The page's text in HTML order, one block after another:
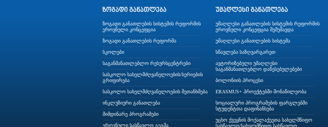
ზოგადი განათლების სისტემის რეფორმის
ეროვნული კონცეფცია
ზოგადი განათლების რეფორმა
სკოლები
საგანმანათლებლო რესურსცენტრები
სასკოლო სახელმძღვანელოების/სერიების
გრიფირება
სასკოლო სახელმძღვანელოების შეთანხმება
ინკლუზიური განათლება
მიმდინარე პროგრამები
ეროვნული სასწავლო გეგმა
უმაღლესი განათლების სისტემის რეფორმის
ეროვნული კონცეფცია შემუშავდა
უმაღლესი განათლების სისტემა
სწავლება საზღვარგარეთ
ავტორიზებული უმაღლესი
საგანმანათლებლო დაწესებულებები
ბოლონიის პროცესი
ERASMUS+ პროექტებში მონაწილეობა
სოციალური პროგრამების ფარგლებში
სტუდენტთა დაფინანსება
უცხო ქვეყნის მოქალაქეეთა სახელმწიფო
სასწავლო/სახელმწიფო სასწავლო